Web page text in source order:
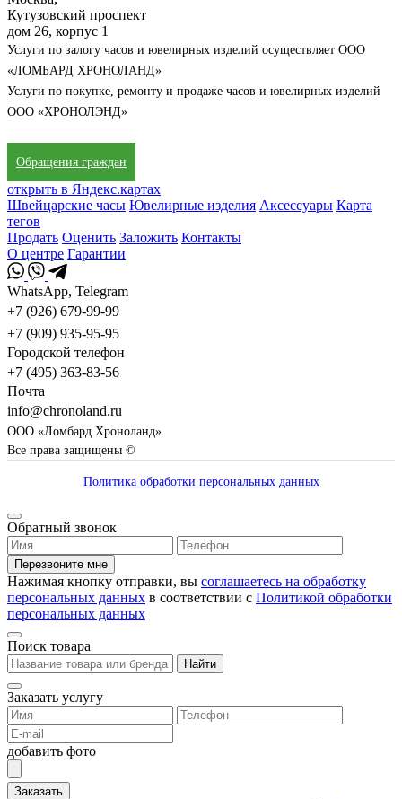
Кутузовский проспект
дом 26, корпус 1
Услуги по залогу часов и ювелирных изделий осуществляет ООО
«ЛОМБАРД ХРОНОЛАНД»
Услуги по покупке, ремонту и продаже часов и ювелирных изделий
ООО «ХРОНОЛЭНД»
Обращения граждан
открыть в Яндекс.картах
Швейцарские часы Ювелирные изделия Аксессуары Карта
тегов
Продать Оценить Заложить Контакты
О центре Гарантии
WhatsApp, Telegram
+7 (926) 679-99-99
+7 (909) 935-95-95
Городской телефон
+7 (495) 363-83-56
Почта
info@chronoland.ru
ООО «Ломбард Хроноланд»
Все права защищены ©
Политика обработки персональных данных
Обратный звонок
Перезвоните мне
Нажимая кнопку отправки, вы соглашаетесь на обработку
персональных данных в соответствии с Политикой обработки
персональных данных
Поиск товара
Найти
Заказать услугу
добавить фото
Заказать